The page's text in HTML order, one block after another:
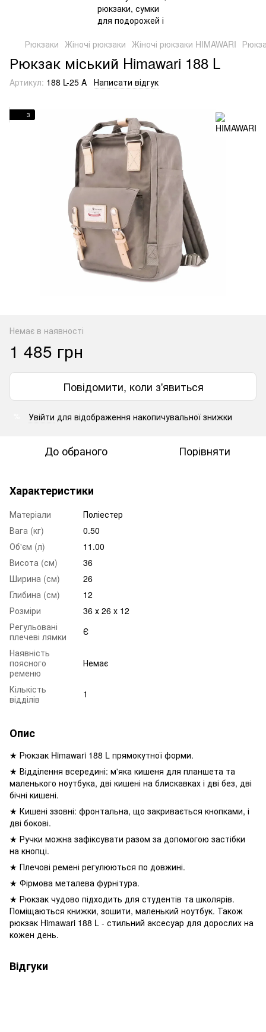
Рюкзаки Жіночі рюкзаки Жіночі рюкзаки HIMAWARI
Рюкзак міський Himawari 188 L
Артикул: 188 L-25 A Написати відгук
3
Немає в наявності
1 485 грн
Повідомити, коли з'явиться
Увійти для відображення накопичувальної знижки
До обраного Порівняти
Характеристики
Матеріали
Поліестер
Вага (кг)
0.50
Об'єм (л)
11.00
Висота (см)
36
Ширина (см)
26
Глибина (см)
12
Розміри
36 х 26 х 12
Регульовані
плечеві лямки
Є
Наявність
поясного
ременю
Немає
Кількість
відділів
1
Опис
★ Рюкзак Himawari 188 L прямокутної форми.
★ Відділення всередині: м'яка кишеня для планшета та
маленького ноутбука, дві кишені на блискавках і дві без, дві
бічні кишені.
★ Кишені ззовні: фронтальна, що закривається кнопками, і
дві бокові.
★ Ручки можна зафіксувати разом за допомогою застібки
на кнопці.
★ Плечові ремені регулюються по довжині.
★ Фірмова металева фурнітура.
★ Рюкзак чудово підходить для студентів та школярів.
Поміщаються книжки, зошити, маленький ноутбук. Також
рюкзак Himawari 188 L - стильний аксесуар для дорослих на
кожен день.
Відгуки